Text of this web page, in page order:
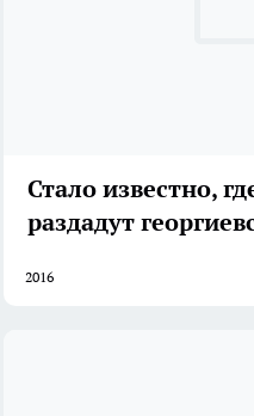
Стало известно,
раздадут
2016